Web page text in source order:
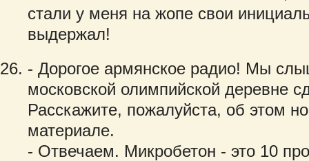
стали у меня на жопе свои
выдержал!
- Дорогое армянское радио! Мы
московской олимпийской деревне
Расскажите, пожалуйста, об этом
материале.
- Отвечаем. Микробетон - это 10